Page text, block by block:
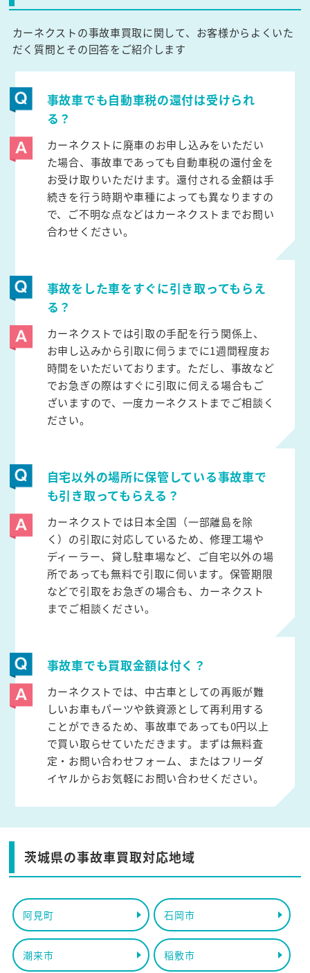
カーネクストの事故車買取に関して、お客様からよくいた
だく質問とその回答をご紹介します
事故車でも自動車税の還付は受けられ
る？
カーネクストに廃車のお申し込みをいただい
た場合、事故車であっても自動車税の還付金を
お受け取りいただけます。還付される金額は手
続きを行う時期や車種によっても異なりますの
で、ご不明な点などはカーネクストまでお問い
合わせください。
事故をした車をすぐに引き取ってもらえ
る？
カーネクストでは引取の手配を行う関係上、
お申し込みから引取に伺うまでに1週間程度お
時間をいただいております。ただし、事故など
でお急ぎの際はすぐに引取に伺える場合もご
ざいますので、一度カーネクストまでご相談く
ださい。
自宅以外の場所に保管している事故車で
も引き取ってもらえる？
カーネクストでは日本全国（一部離島を除
く）の引取に対応しているため、修理工場や
ディーラー、貸し駐車場など、ご自宅以外の場
所であっても無料で引取に伺います。保管期限
などで引取をお急ぎの場合も、カーネクスト
までご相談ください。
事故車でも買取金額は付く？
カーネクストでは、中古車としての再販が難
しいお車もパーツや鉄資源として再利用する
ことができるため、事故車であっても0円以上
で買い取らせていただきます。まずは無料査
定・お問い合わせフォーム、またはフリーダ
イヤルからお気軽にお問い合わせください。
茨城県の事故車買取対応地域
阿見町 石岡市
潮来市 稲敷市